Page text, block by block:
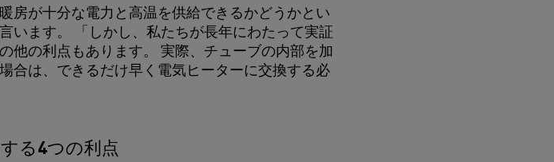
房が十分な電力と高温を供給できるかどうかとい
います。 「しかし、私たちが長年にわたって実証
他の利点もあります。 実際、チューブの内部を加
合は、できるだけ早く電気ヒーターに交換する必
る4つの利点